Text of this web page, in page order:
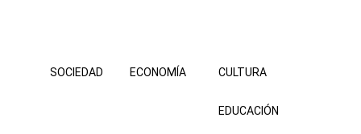
SOCIEDAD ECONOMÍA CULTURA
EDUCACIÓN